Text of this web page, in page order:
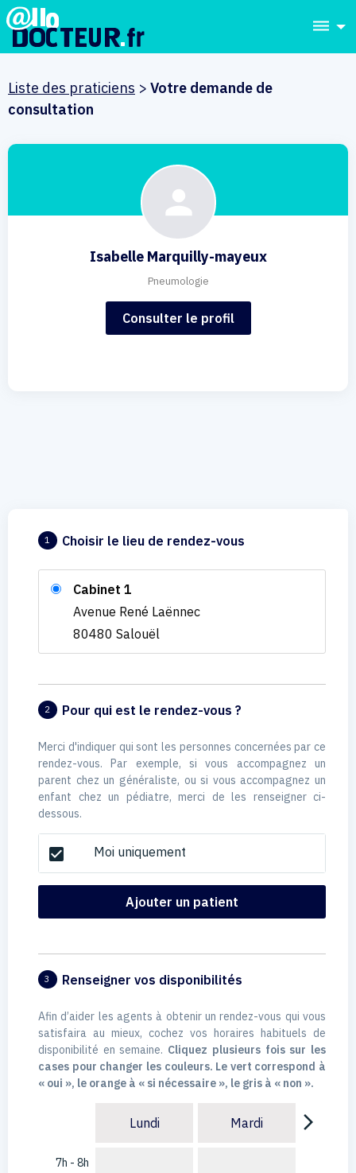
dehaze
Liste des praticiens > Votre demande de
consultation
Isabelle Marquilly-mayeux
Pneumologie
Consulter le profil
1 Choisir le lieu de rendez-vous
Cabinet 1
Avenue René Laënnec
80480 Salouël
2 Pour qui est le rendez-vous ?
Merci d'indiquer qui sont les personnes concernées par ce
rendez-vous. Par exemple, si vous accompagnez un
parent chez un généraliste, ou si vous accompagnez un
enfant chez un pédiatre, merci de les renseigner ci-
dessous.
check_box Moi uniquement
Ajouter un patient
3 Renseigner vos disponibilités
Afin d’aider les agents à obtenir un rendez-vous qui vous
satisfaira au mieux, cochez vos horaires habituels de
disponibilité en semaine. Cliquez plusieurs fois sur les
cases pour changer les couleurs. Le vert correspond à
« oui », le orange à « si nécessaire », le gris à « non ».
7h - 8h
Lundi Mardi arrow_forward_ios